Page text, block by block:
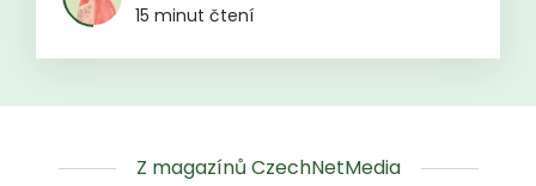
15 minut čtení
Z magazínů CzechNetMedia